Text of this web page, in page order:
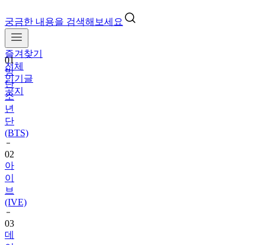
궁금한 내용을 검색해보세요
즐겨찾기
전체
인기글
공지
01
방
탄
소
년
단
(BTS)
02
아
이
브
(IVE)
03
데
이
식